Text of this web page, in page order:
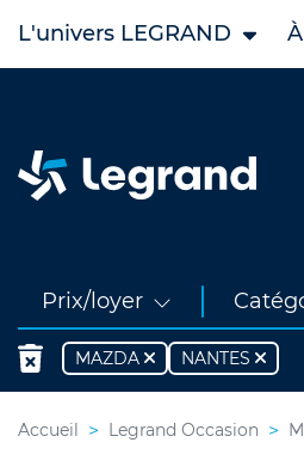
L'univers LEGRAND
Prix/loyer
MAZDA NANTES
Accueil Legrand Occasion